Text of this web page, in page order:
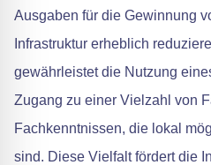
Ausgaben für die Gewinnung
Infrastruktur erheblich
gewährleistet die Nutzung
Zugang zu einer Vielzahl von
Fachkenntnissen, die lokal
sind. Diese Vielfalt fördert die